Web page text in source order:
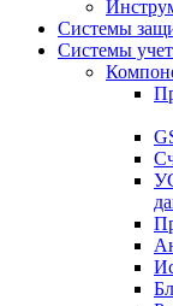
Системы
Системы